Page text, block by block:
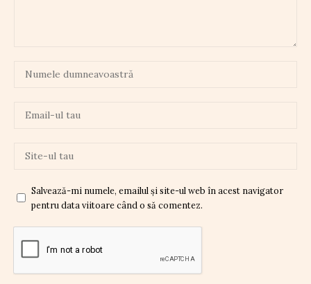
Salvează-mi numele, emailul și site-ul web în acest navigator
pentru data viitoare când o să comentez.